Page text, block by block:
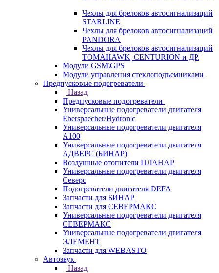
Чехлы для брелоков автосигнализаций
STARLINE
Чехлы для брелоков автосигнализаций
PANDORA
Чехлы для брелоков автосигнализаций
TOMAHAWK, CENTURION и ДР.
Модули GSM\GPS
Модули управления стеклоподъемниками
Предпусковые подогреватели
Назад
Предпусковые подогреватели
Универсальные подогреватели двигателя
Eberspaecher/Hydronic
Универсальные подогреватели двигателя
A100
Универсальные подогреватели двигателя
АДВЕРС (БИНАР)
Воздушные отопители ПЛАНАР
Универсальные подогреватели двигателя
Северс
Подогреватели двигателя DEFA
Запчасти для БИНАР
Запчасти для СЕВЕРМАКС
Универсальные подогреватели двигателя
СЕВЕРМАКС
Универсальные подогреватели двигателя
ЭЛЕМЕНТ
Запчасти для WEBASTO
Автозвук
Назад